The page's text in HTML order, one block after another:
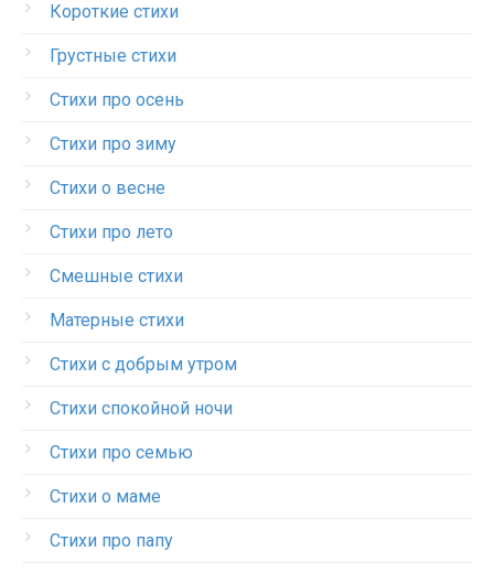
Короткие стихи
Грустные стихи
Стихи про осень
Стихи про зиму
Стихи о весне
Стихи про лето
Смешные стихи
Матерные стихи
Стихи с добрым утром
Стихи спокойной ночи
Стихи про семью
Стихи о маме
Стихи про папу